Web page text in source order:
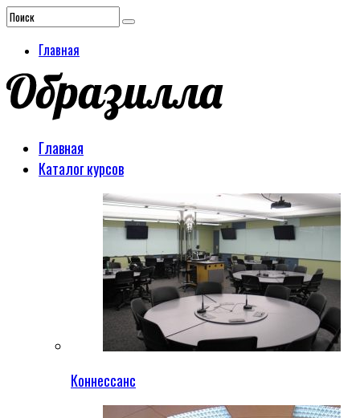
Главная
Главная
Каталог курсов
Коннессанс